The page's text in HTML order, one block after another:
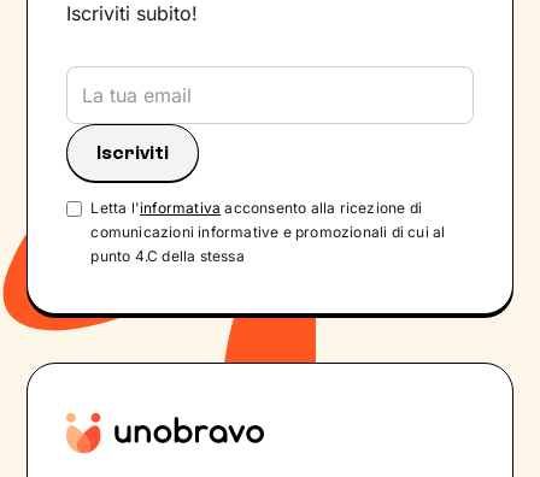
Iscriviti subito!
Letta l'informativa acconsento alla ricezione di
comunicazioni informative e promozionali di cui al
punto 4.C della stessa